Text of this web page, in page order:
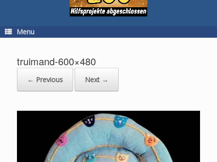
Menu
truimand-600×480
← Previous Next →